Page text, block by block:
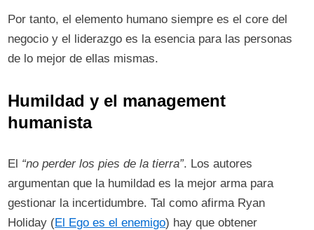
Por tanto, el elemento humano siempre es el core del
negocio y el liderazgo es la esencia para las personas
de lo mejor de ellas mismas.
Humildad y el management
humanista
El “no perder los pies de la tierra”. Los autores
argumentan que la humildad es la mejor arma para
gestionar la incertidumbre. Tal como afirma Ryan
Holiday (El Ego es el enemigo) hay que obtener